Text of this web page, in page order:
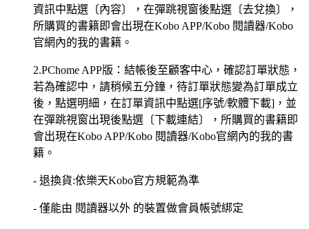
資訊中點選〔內容〕，在彈跳視窗後點選〔去兌換〕，
所購買的書籍即會出現在Kobo APP/Kobo 閱讀器/Kobo
官網內的我的書籍。
2.PChome APP版：結帳後至顧客中心，確認訂單狀態，
若為確認中，請稍候五分鐘，待訂單狀態變為訂單成立
後，點選明細，在訂單資訊中點選[序號/軟體下載]，並
在彈跳視窗出現後點選〔下載連結〕，所購買的書籍即
會出現在Kobo APP/Kobo 閱讀器/Kobo官網內的我的書
籍。
- 退換貨:依樂天Kobo官方規範為準
- 僅能由 閱讀器以外 的裝置做會員帳號綁定